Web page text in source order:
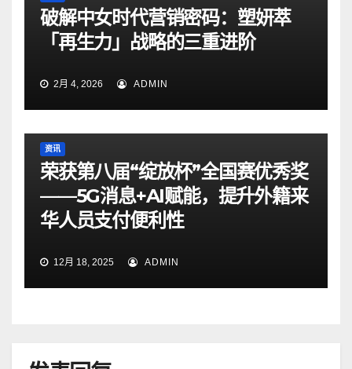
破解中女时代营销密码：塑妍萃
「再生力」战略的三重进阶
2月 4, 2026 ADMIN
资讯
荣获第八届“绽放杯”全国赛优秀奖
——5G消息+AI赋能，提升外籍来
华人员支付便利性
12月 18, 2025 ADMIN